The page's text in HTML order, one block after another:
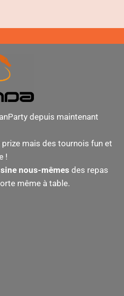
depuis maintenant
prize mais des tournois fun et
!
nous-mêmes des repas
même à table.